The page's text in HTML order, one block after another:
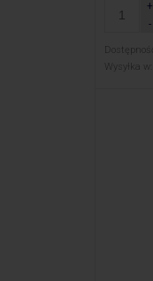
Dostępność:
Wysyłka w: